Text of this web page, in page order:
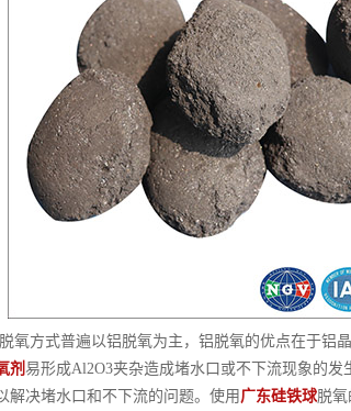
方式普遍以铝脱氧为主，铝脱氧的优点在于铝
剂 易形成Al2O3夹杂造成堵水口或不下流现象的
解决堵水口和不下流的问题。使用 广东硅铁球脱氧